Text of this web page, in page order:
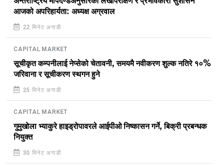
आजको अपरिहार्यता: अध्यक्ष अग्रवाल
22 मिनेट अगाडी
CAPITAL MARKET
सूचीकृत कम्पनीलाई नेप्सेको चेतावनी, समयमै नवीकरण शुल्क नतिरे १०%
जरिवाना र सूचीकरण स्थगन हुने
25 मिनेट अगाडी
CAPITAL MARKET
गुमुखोला भ्याकुरे हाइड्रोपावरले आईपीओ निष्कासन गर्ने, बिक्री प्रबन्धक
नियुक्त
30 मिनेट अगाडी